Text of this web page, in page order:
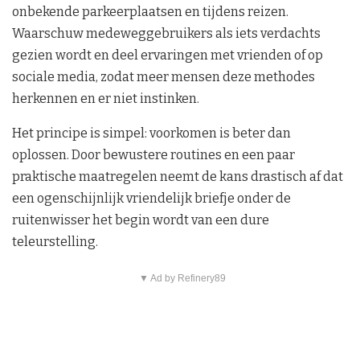
onbekende parkeerplaatsen en tijdens reizen.
Waarschuw medeweggebruikers als iets verdachts
gezien wordt en deel ervaringen met vrienden of op
sociale media, zodat meer mensen deze methodes
herkennen en er niet instinken.
Het principe is simpel: voorkomen is beter dan
oplossen. Door bewustere routines en een paar
praktische maatregelen neemt de kans drastisch af dat
een ogenschijnlijk vriendelijk briefje onder de
ruitenwisser het begin wordt van een dure
teleurstelling.
▼ Ad by Refinery89